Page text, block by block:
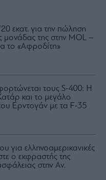
εκατ. για την πώληση
μονάδας της στην MOL –
το «Αφροδίτη»
τους S-400: Η
και το μεγάλο
Ερντογάν με τα F-35
για ελληνοαμερικανικές
ο εκφραστής της
στην Αν.